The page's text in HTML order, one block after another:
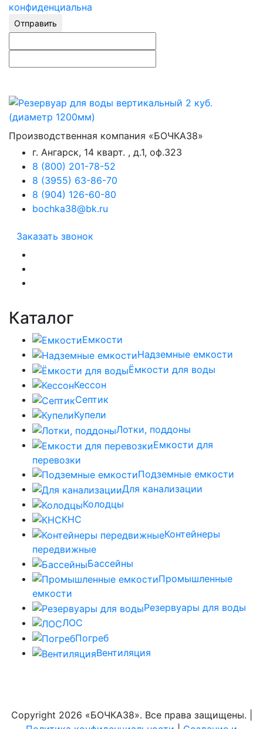
конфиденциальна
Отправить
Производственная компания «БОЧКА38»
г. Ангарск, 14 кварт. , д.1, оф.323
8 (800) 201-78-52
8 (3955) 63-86-70
8 (904) 126-60-80
bochka38@bk.ru
Заказать звонок
Каталог
Емкости
Надземные емкости
Ёмкости для воды
Кессон
Септик
Купели
Лотки, поддоны
Емкости для
перевозки
Подземные емкости
Для канализации
Колодцы
КНС
Контейнеры
передвижные
Бассейны
Промышленные
емкости
Резервуары для воды
ЛОС
Погреб
Вентиляция
Copyright 2026 «БОЧКА38». Все права защищены. |